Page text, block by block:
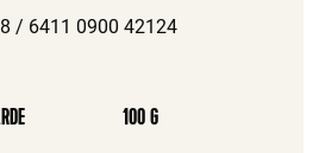
/ 6411 0900 42124
100 G